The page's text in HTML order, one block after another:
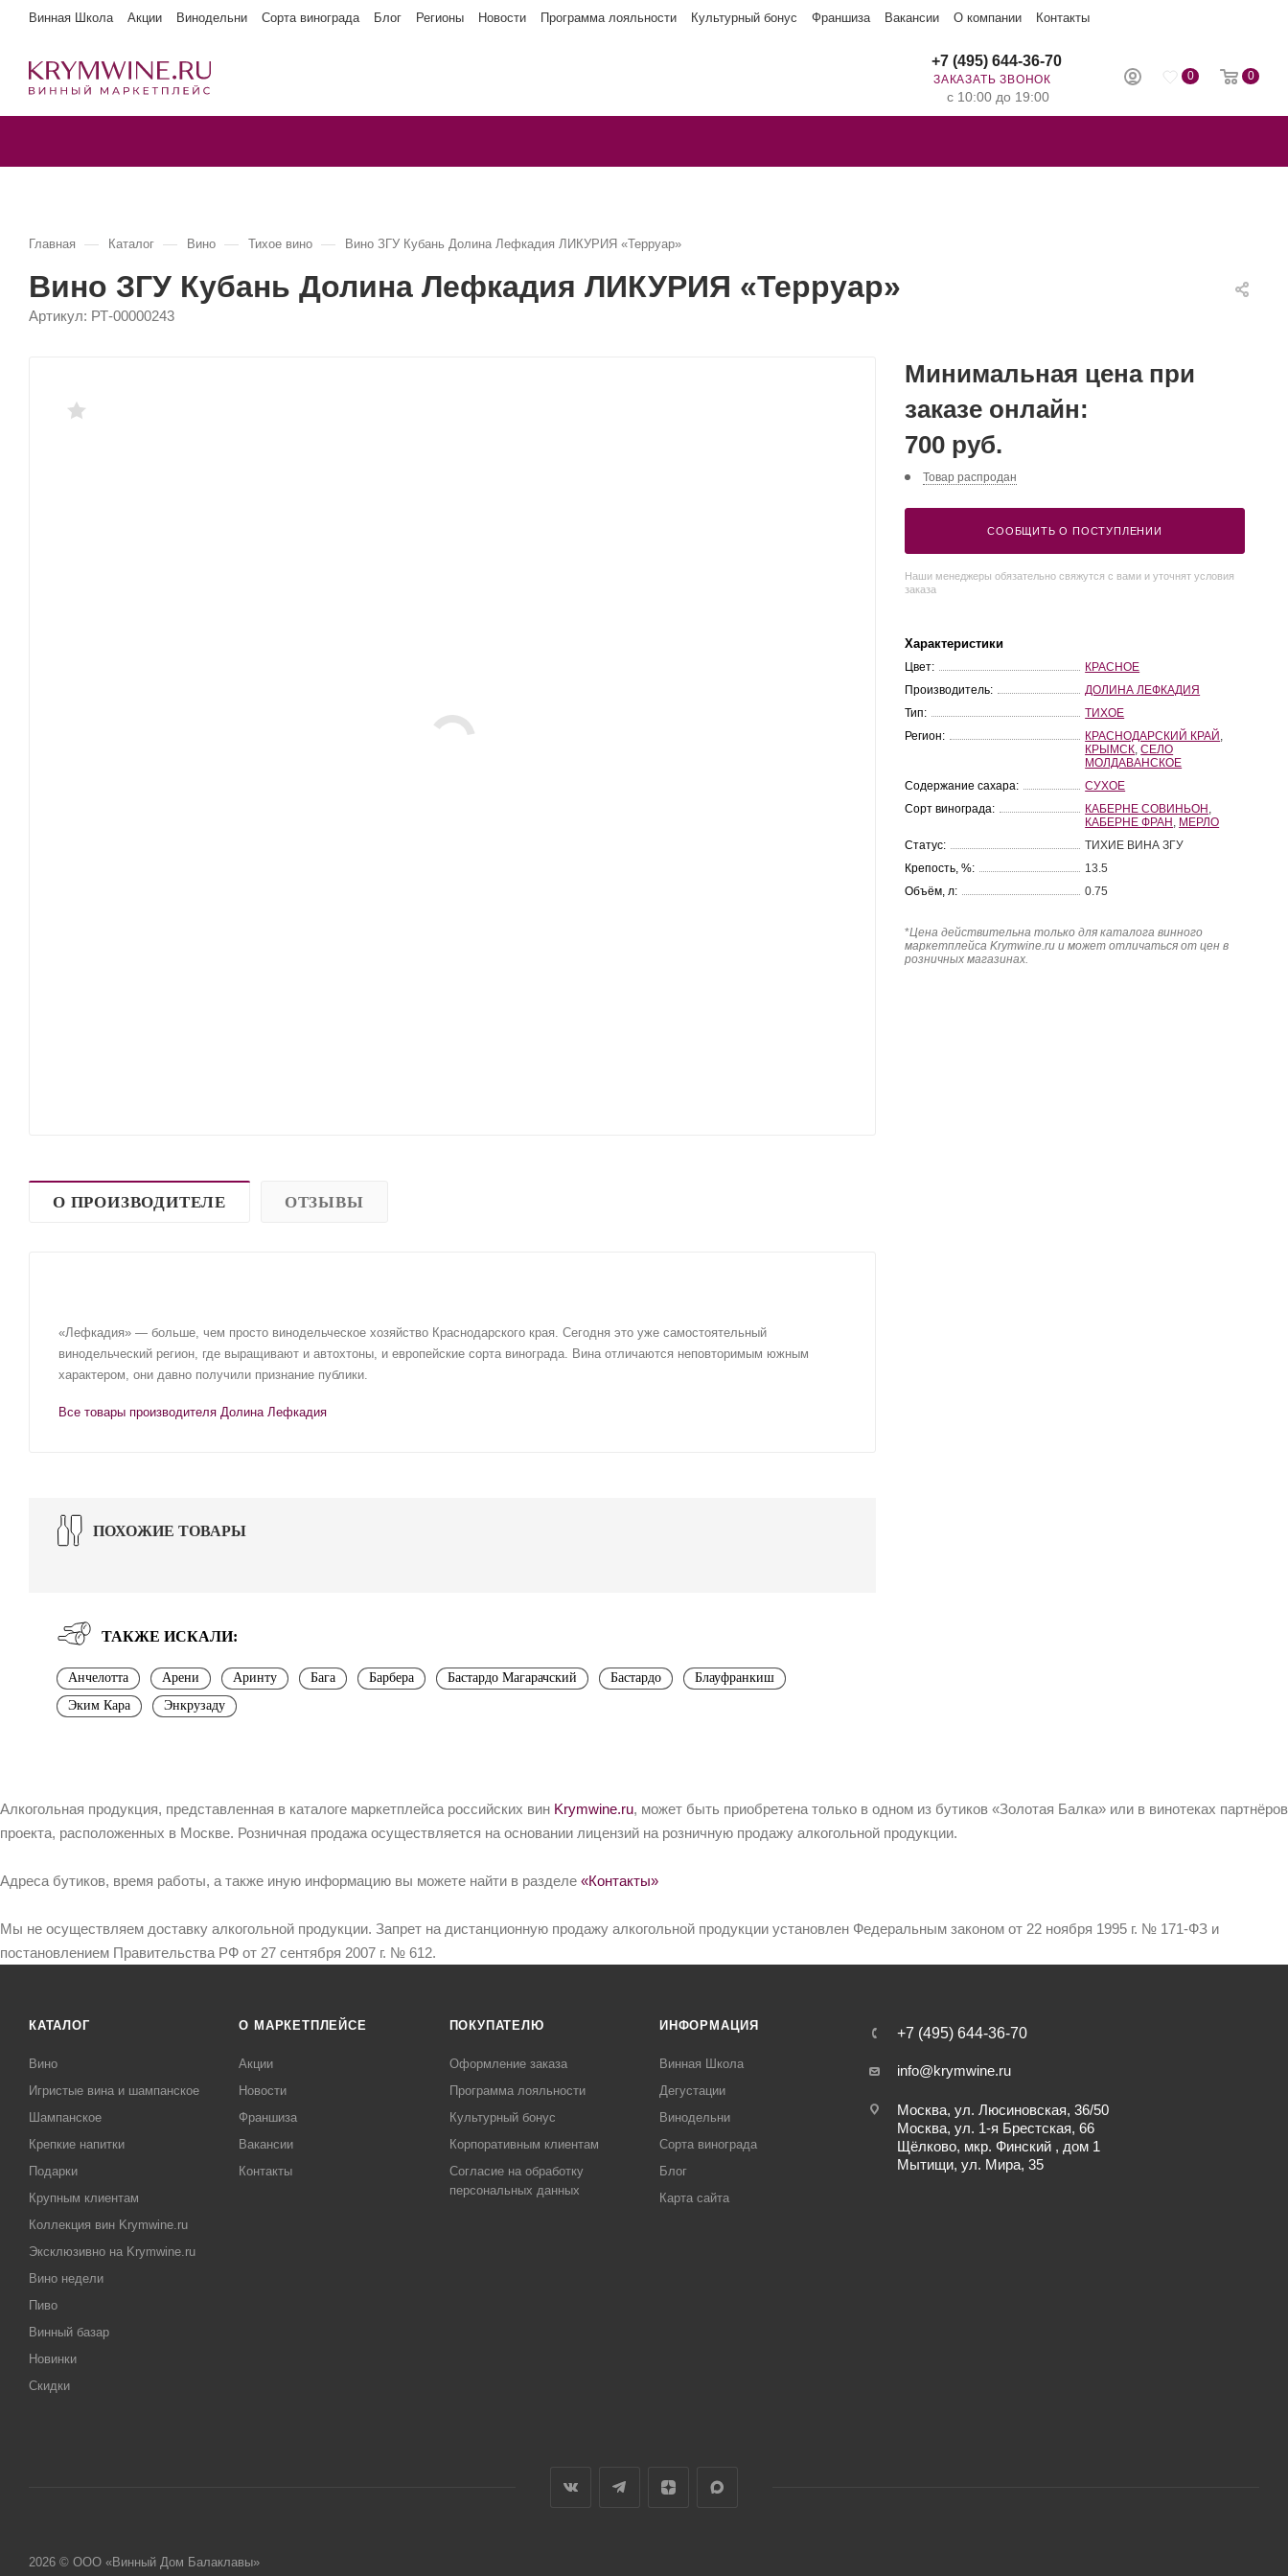
Винная Школа Акции Винодельни Сорта винограда Блог Регионы Новости Программа лояльности Культурный бонус Франшиза Вакансии О компании Контакты
0 0
+7 (495) 644-36-70
ЗАКАЗАТЬ ЗВОНОК
с 10:00 до 19:00
Главная — Каталог — Вино — Тихое вино — Вино ЗГУ Кубань Долина Лефкадия ЛИКУРИЯ «Терруар»
Вино ЗГУ Кубань Долина Лефкадия ЛИКУРИЯ «Терруар»
Артикул: РТ-00000243
О ПРОИЗВОДИТЕЛЕ ОТЗЫВЫ
«Лефкадия» — больше, чем просто винодельческое хозяйство Краснодарского края. Сегодня это уже самостоятельный
винодельческий регион, где выращивают и автохтоны, и европейские сорта винограда. Вина отличаются неповторимым южным
характером, они давно получили признание публики.
Все товары производителя Долина Лефкадия
ПОХОЖИЕ ТОВАРЫ
ТАКЖЕ ИСКАЛИ:
Анчелотта Арени Аринту Бага Барбера Бастардо Магарачский Бастардо
Блауфранкиш
Эким Кара
Энкрузаду
Минимальная цена при
заказе онлайн:
700 руб.
Товар распродан
СООБЩИТЬ О ПОСТУПЛЕНИИ
Наши менеджеры обязательно свяжутся с вами и уточнят условия
заказа
Характеристики
Цвет:
КРАСНОЕ
Производитель:
ДОЛИНА ЛЕФКАДИЯ
Тип:
ТИХОЕ
Регион:
КРАСНОДАРСКИЙ КРАЙ
КРЫМСК ,СЕЛО
МОЛДАВАНСКОЕ
Содержание сахара:
СУХОЕ
Сорт винограда:
КАБЕРНЕ СОВИНЬОН
КАБЕРНЕ ФРАН МЕРЛО
Статус:
ТИХИЕ ВИНА ЗГУ
Крепость, %:
13.5
Объём, л:
0.75
*Цена действительна только для каталога винного
маркетплейса Krymwine.ru и может отличаться от цен в
розничных магазинах.
Алкогольная продукция, представленная в каталоге маркетплейса российских вин Krymwine.ru, может быть приобретена только в одном из бутиков «Золотая Балка» или в винотеках партнёров
проекта, расположенных в Москве. Розничная продажа осуществляется на основании лицензий на розничную продажу алкогольной продукции.
Адреса бутиков, время работы, а также иную информацию вы можете найти в разделе «Контакты»
Мы не осуществляем доставку алкогольной продукции. Запрет на дистанционную продажу алкогольной продукции установлен Федеральным законом от 22 ноября 1995 г. № 171-ФЗ и
постановлением Правительства РФ от 27 сентября 2007 г. № 612.
КАТАЛОГ
Вино
Игристые вина и шампанское
Шампанское
Крепкие напитки
Подарки
Крупным клиентам
Коллекция вин Krymwine.ru
Эксклюзивно на Krymwine.ru
Вино недели
Пиво
Винный базар
Новинки
Скидки
О МАРКЕТПЛЕЙСЕ
Акции
Новости
Франшиза
Вакансии
Контакты
ПОКУПАТЕЛЮ
Оформление заказа
Программа лояльности
Культурный бонус
Корпоративным клиентам
Согласие на обработку
персональных данных
ИНФОРМАЦИЯ
Винная Школа
Дегустации
Винодельни
Сорта винограда
Блог
Карта сайта
+7 (495) 644-36-70
info@krymwine.ru
Москва, ул. Люсиновская, 36/50
Москва, ул. 1-я Брестская, 66
Щёлково, мкр. Финский , дом 1
Мытищи, ул. Мира, 35
2026 © ООО «Винный Дом Балаклавы»